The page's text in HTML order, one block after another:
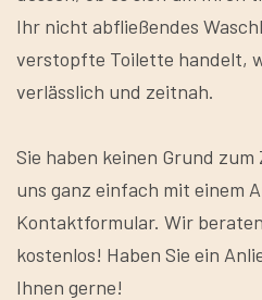
Ihr nicht abfließendes
verstopfte Toilette handelt,
verlässlich und zeitnah.
Sie haben keinen Grund
uns ganz einfach mit einem
Kontaktformular. Wir
kostenlos! Haben Sie ein
Ihnen gerne!